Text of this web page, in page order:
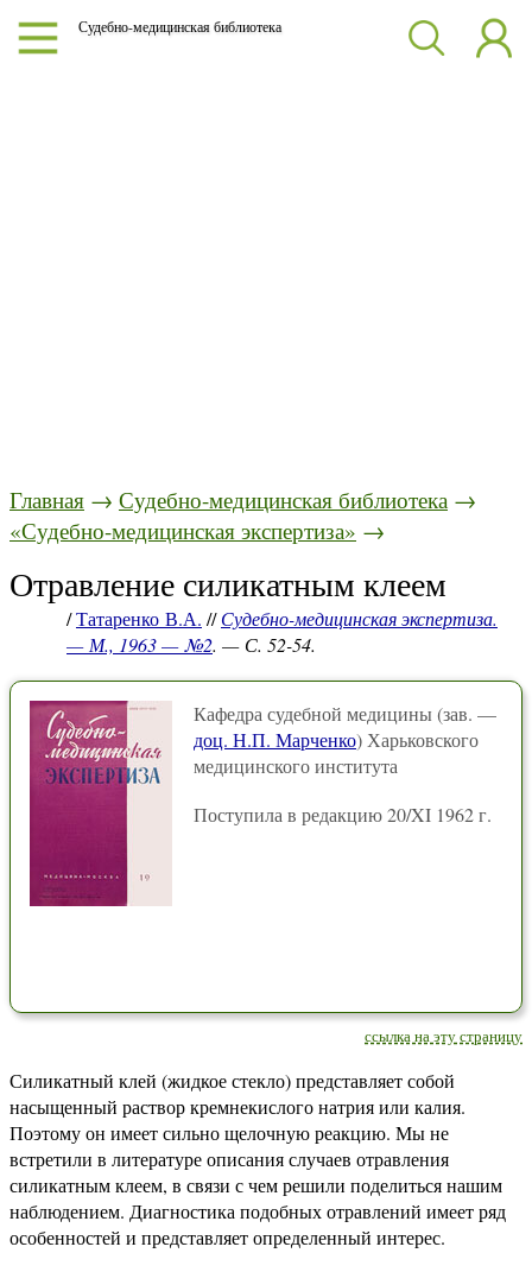
Судебно-медицинская библиотека
Главная → Судебно-медицинская библиотека →
«Судебно-медицинская экспертиза» →
Отравление силикатным клеем
/Татаренко В.А. //Судебно-медицинская экспертиза.
— М., 1963 — №2. — С. 52-54.
Кафедра судебной медицины (зав. —
доц. Н.П. Марченко) Харьковского
медицинского института
Поступила в редакцию 20/XI 1962 г.
ссылка на эту страницу
Силикатный клей (жидкое стекло) представляет собой
насыщенный раствор кремнекислого натрия или калия.
Поэтому он имеет сильно щелочную реакцию. Мы не
встретили в литературе описания случаев отравления
силикатным клеем, в связи с чем решили поделиться нашим
наблюдением. Диагностика подобных отравлений имеет ряд
особенностей и представляет определенный интерес.